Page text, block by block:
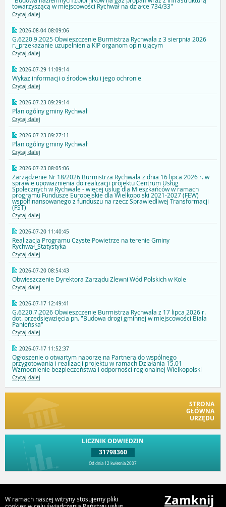
towarzyszącą w miejscowości Rychwał na działce 734/33"
Czytaj dalej
2026-08-04 08:09:06
G.6220.9.2025 Obwieszczenie Burmistrza Rychwała z 3 sierpnia 2026
r._przekazanie uzupełnienia KIP organom opiniującym
Czytaj dalej
2026-07-29 11:09:14
Wykaz informacji o środowisku i jego ochronie
Czytaj dalej
2026-07-23 09:29:14
Plan ogólny gminy Rychwał
Czytaj dalej
2026-07-23 09:27:11
Plan ogólny gminy Rychwał
Czytaj dalej
2026-07-23 08:05:06
Zarządzenie Nr 18/2026 Burmistrza Rychwała z dnia 16 lipca 2026 r. w
sprawie upoważnienia do realizacji projektu Centrum Usług
Społecznych w Rychwale - więcej uslug dla Mieszkańców w ramach
programu Fundusze Europejskie dla Wielkopolski 2021-2027 (FEW)
współfinansowanego z funduszu na rzecz Sprawiedliwej Transformacji
(FST)
Czytaj dalej
2026-07-20 11:40:45
Realizacja Programu Czyste Powietrze na terenie Gminy
Rychwał_Statystyka
Czytaj dalej
2026-07-20 08:54:43
Obwieszczenie Dyrektora Zarządu Zlewni Wód Polskich w Kole
Czytaj dalej
2026-07-17 12:49:41
G.6220.7.2026 Obwieszczenie Burmistrza Rychwała z 17 lipca 2026 r.
dot. przedsięwzięcia pn. "Budowa drogi gminnej w miejscowości Biała
Panieńska"
Czytaj dalej
2026-07-17 11:52:37
Ogłoszenie o otwartym naborze na Partnera do wspólnego
przygotowania i realizacji projektu w ramach Działania 15.01
Wzmocnienie bezpieczeństwa i odporności regionalnej Wielkopolski
Czytaj dalej
STRONA
GŁÓWNA
URZĘDU
LICZNIK ODWIEDZIN
31798360
Od dnia 12 kwietnia 2007
W ramach naszej witryny stosujemy pliki
Zamknij